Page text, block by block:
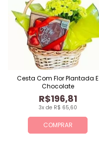
COMPRAR
3x de R$ 65,60
R$196,81
Cesta Com Flor Plantada E
Chocolate